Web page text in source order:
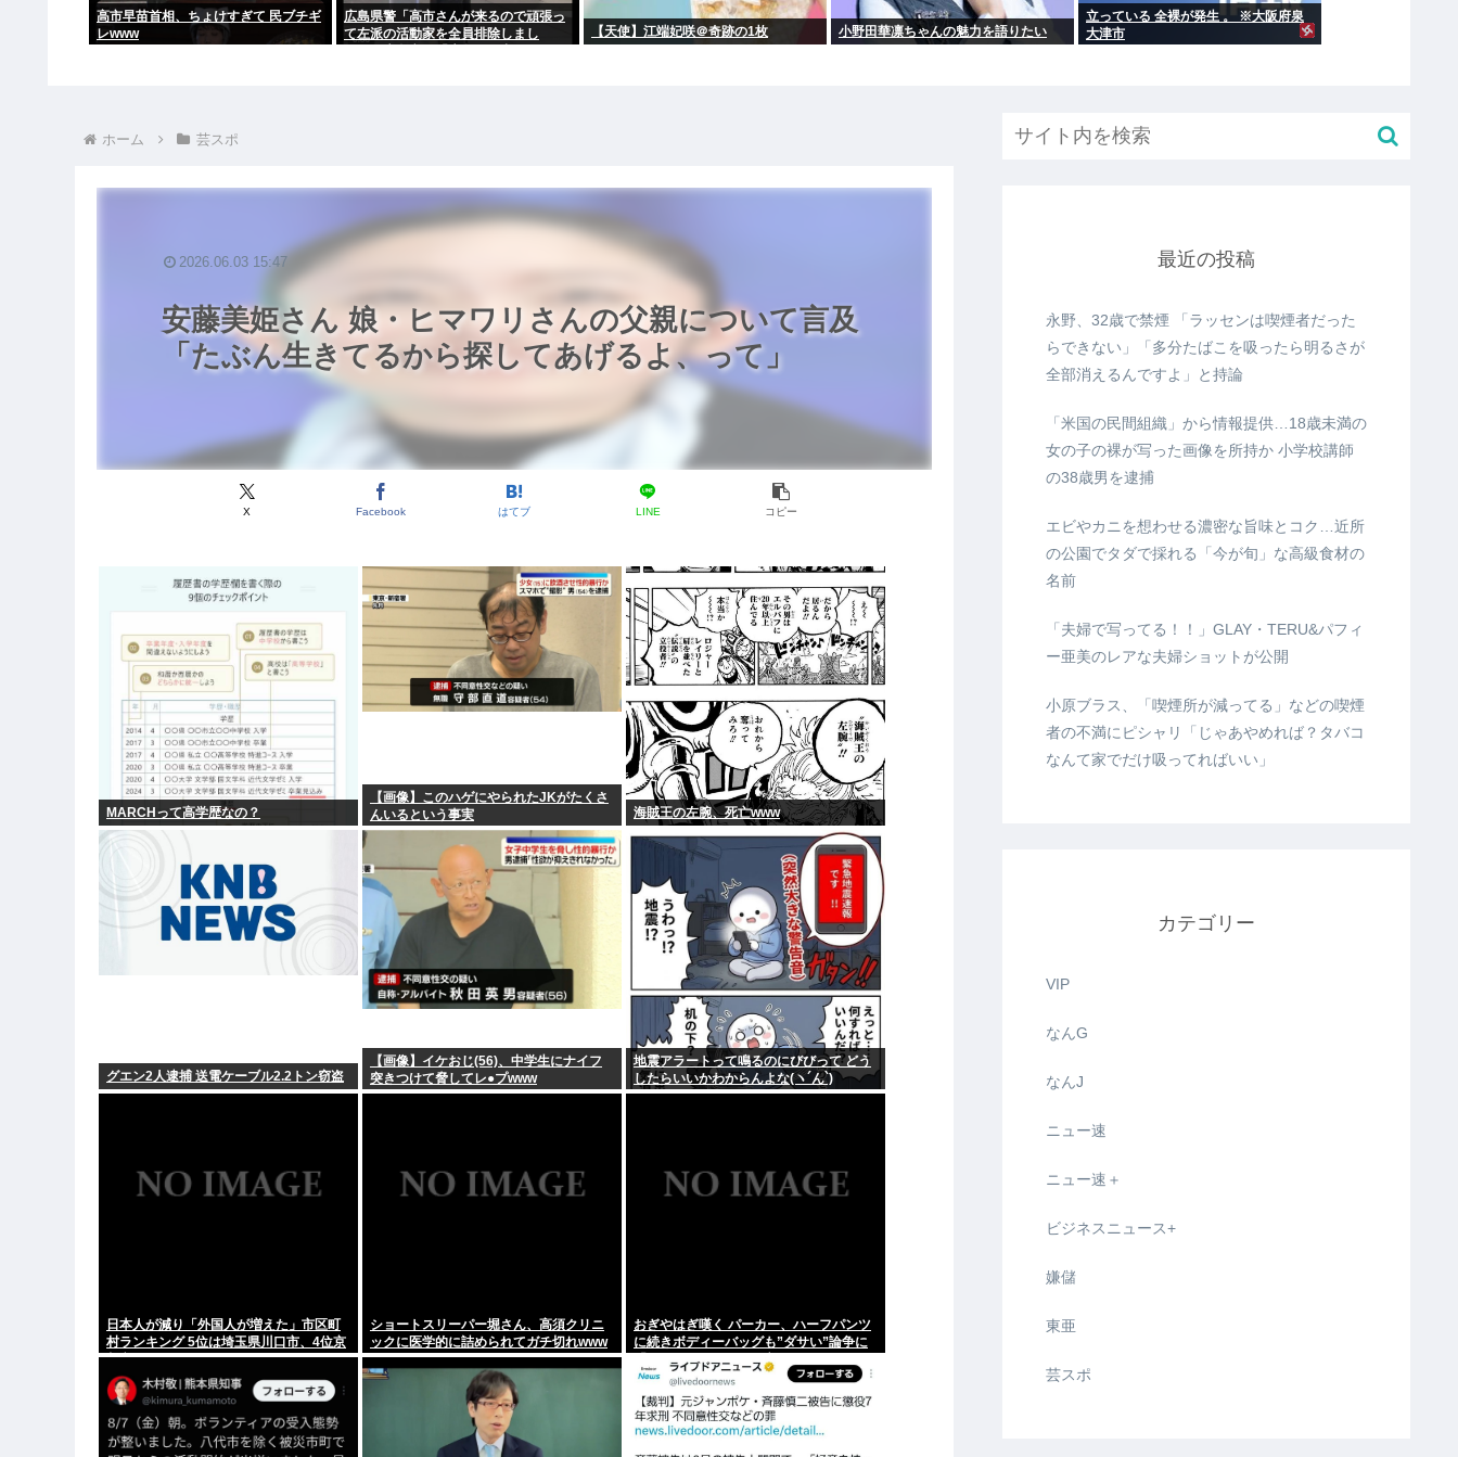
高市早苗首相、ちょけすぎて 民ブチギ
レwww
広島県警「高市さんが来るので頑張っ
て左派の活動家を全員排除しまし
【天使】江端妃咲＠奇跡の1枚 小野田華凛ちゃんの魅力を語りたい
立っている 全裸が発生 。 ※大阪府泉
大津市
ホーム 芸スポ
安藤美姫さん 娘・ヒマワリさんの父親について言及
「たぶん生きてるから探してあげるよ、って」
X Facebook はてブ LINE コピー
2026.06.03 15:47
MARCHって高学歴なの？
【画像】このハゲにやられたJKがたくさ
んいるという事実
海賊王の左腕、死亡www
グエン2人逮捕 送電ケーブル2.2トン窃盗
【画像】イケおじ(56)、中学生にナイフ
突きつけて脅してレ●プwww
地震アラートって鳴るのにびびって どう
したらいいかわからんよな(ヽ´ん`)
日本人が減り「外国人が増えた」市区町
村ランキング 5位は埼玉県川口市、4位京
都市
ショートスリーパー堀さん、高須クリニ
ックに医学的に詰められてガチ切れwww
おぎやはぎ嘆く パーカー、ハーフパンツ
に続きボディーバッグも”ダサい”論争に
「なんでおじさんだけ言われるの？」
最近の投稿
永野、32歳で禁煙 「ラッセンは喫煙者だった
らできない」「多分たばこを吸ったら明るさが
全部消えるんですよ」と持論
「米国の民間組織」から情報提供…18歳未満の
女の子の裸が写った画像を所持か 小学校講師
の38歳男を逮捕
エビやカニを想わせる濃密な旨味とコク…近所
の公園でタダで採れる「今が旬」な高級食材の
名前
「夫婦で写ってる！！」GLAY・TERU&パフィ
ー亜美のレアな夫婦ショットが公開
小原ブラス、「喫煙所が減ってる」などの喫煙
者の不満にピシャリ「じゃあやめれば？タバコ
なんて家でだけ吸ってればいい」
カテゴリー
VIP
なんG
なんJ
ニュー速
ニュー速＋
ビジネスニュース+
嫌儲
東亜
芸スポ